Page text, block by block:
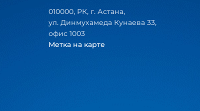
010000, РК, г. Астана,
ул. Динмухамеда Кунаева 33,
офис 1003
Метка на карте